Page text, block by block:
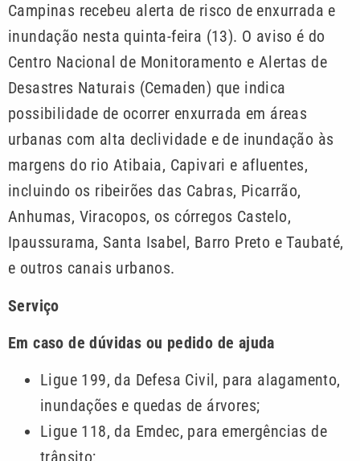
Campinas recebeu alerta de risco de enxurrada e
inundação nesta quinta-feira (13). O aviso é do
Centro Nacional de Monitoramento e Alertas de
Desastres Naturais (Cemaden) que indica
possibilidade de ocorrer enxurrada em áreas
urbanas com alta declividade e de inundação às
margens do rio Atibaia, Capivari e afluentes,
incluindo os ribeirões das Cabras, Picarrão,
Anhumas, Viracopos, os córregos Castelo,
Ipaussurama, Santa Isabel, Barro Preto e Taubaté,
e outros canais urbanos.
Serviço
Em caso de dúvidas ou pedido de ajuda
Ligue 199, da Defesa Civil, para alagamento,
inundações e quedas de árvores;
Ligue 118, da Emdec, para emergências de